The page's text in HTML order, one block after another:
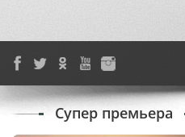
Супер премьера